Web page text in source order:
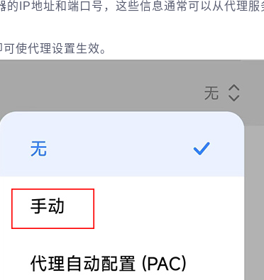
的IP地址和端口号，这些信息通常可以从代理服
使代理设置生效‌。